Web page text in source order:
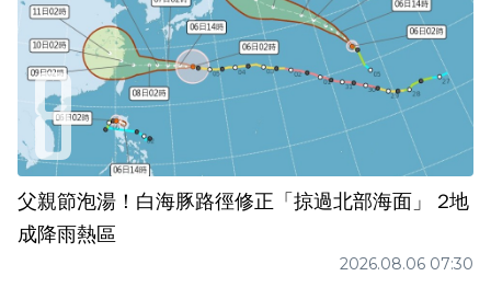
父親節泡湯！白海豚路徑修正「掠過北部海面」 2地
成降雨熱區
2026.08.06 07:30